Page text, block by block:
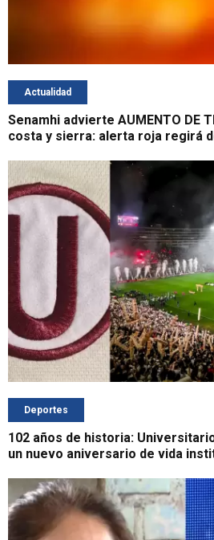
Actualidad
Senamhi advierte AUMENTO DE
costa y sierra: alerta roja regirá
Deportes
102 años de historia:
un nuevo aniversario de vida